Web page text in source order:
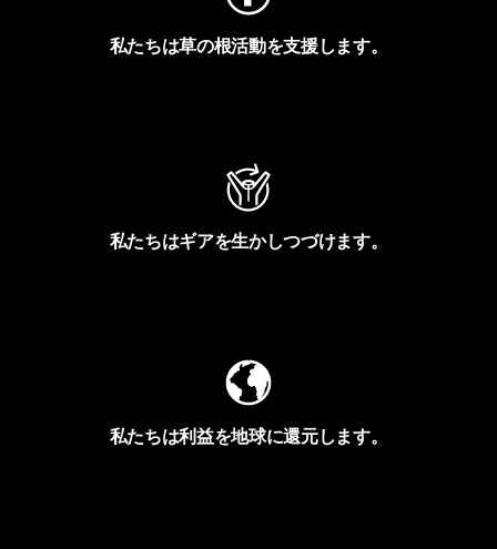
私たちは草の根活動を支援します。
私たちはギアを生かしつづけます。
私たちは利益を地球に還元します。